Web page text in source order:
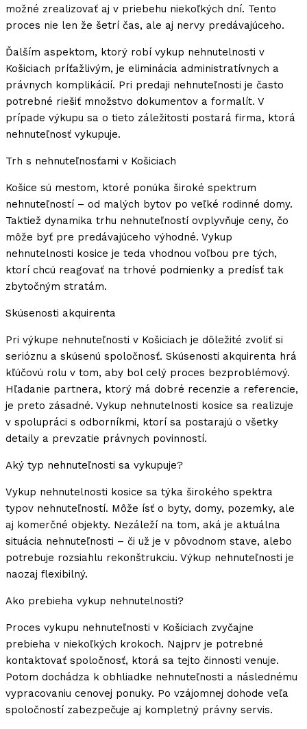
možné zrealizovať aj v priebehu niekoľkých dní. Tento
proces nie len že šetrí čas, ale aj nervy predávajúceho.
Ďalším aspektom, ktorý robí vykup nehnutelnosti v
Košiciach príťažlivým, je eliminácia administratívnych a
právnych komplikácií. Pri predaji nehnuteľnosti je často
potrebné riešiť množstvo dokumentov a formalít. V
prípade výkupu sa o tieto záležitosti postará firma, ktorá
nehnuteľnosť vykupuje.
Trh s nehnuteľnosťami v Košiciach
Košice sú mestom, ktoré ponúka široké spektrum
nehnuteľností – od malých bytov po veľké rodinné domy.
Taktiež dynamika trhu nehnuteľností ovplyvňuje ceny, čo
môže byť pre predávajúceho výhodné. Vykup
nehnutelnosti kosice je teda vhodnou voľbou pre tých,
ktorí chcú reagovať na trhové podmienky a predísť tak
zbytočným stratám.
Skúsenosti akquirenta
Pri výkupe nehnuteľnosti v Košiciach je dôležité zvoliť si
serióznu a skúsenú spoločnosť. Skúsenosti akquirenta hrá
kľúčovú rolu v tom, aby bol celý proces bezproblémový.
Hľadanie partnera, ktorý má dobré recenzie a referencie,
je preto zásadné. Vykup nehnutelnosti kosice sa realizuje
v spolupráci s odborníkmi, ktorí sa postarajú o všetky
detaily a prevzatie právnych povinností.
Aký typ nehnuteľnosti sa vykupuje?
Vykup nehnutelnosti kosice sa týka širokého spektra
typov nehnuteľností. Môže ísť o byty, domy, pozemky, ale
aj komerčné objekty. Nezáleží na tom, aká je aktuálna
situácia nehnuteľnosti – či už je v pôvodnom stave, alebo
potrebuje rozsiahlu rekonštrukciu. Výkup nehnuteľnosti je
naozaj flexibilný.
Ako prebieha vykup nehnutelnosti?
Proces vykupu nehnuteľnosti v Košiciach zvyčajne
prebieha v niekoľkých krokoch. Najprv je potrebné
kontaktovať spoločnosť, ktorá sa tejto činnosti venuje.
Potom dochádza k obhliadke nehnuteľnosti a následnému
vypracovaniu cenovej ponuky. Po vzájomnej dohode veľa
spoločností zabezpečuje aj kompletný právny servis.